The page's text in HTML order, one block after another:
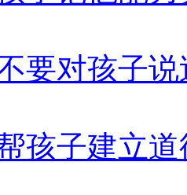
要对孩子
孩子建立